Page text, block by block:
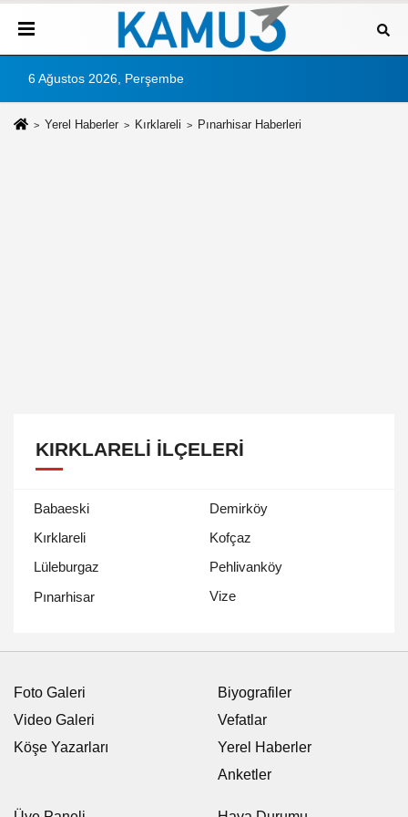
6 Ağustos 2026, Perşembe
Yerel Haberler Kırklareli Pınarhisar Haberleri
KIRKLARELI İLÇELERI
Babaeski
Demirköy
Kırklareli
Kofçaz
Lüleburgaz
Pehlivanköy
Pınarhisar
Vize
Foto Galeri
Video Galeri
Köşe Yazarları
Biyografiler
Vefatlar
Yerel Haberler
Anketler